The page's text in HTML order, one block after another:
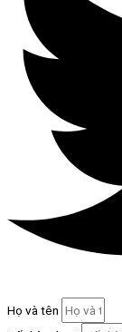
Họ và tên